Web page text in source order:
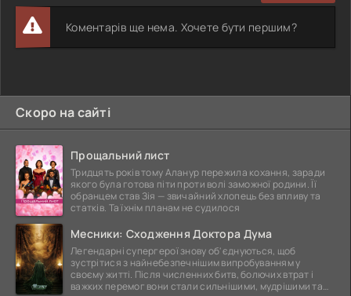
Коментарів ще нема. Хочете бути першим?
Скоро на сайті
Прощальний лист
Тридцять років тому Аланур пережила кохання, заради
якого була готова піти проти волі заможної родини. Її
обранцем став Зія — звичайний хлопець без впливу та
статків. Та їхнім планам не судилося
Месники: Сходження Доктора Дума
Легендарні супергерої знову об'єднуються, щоб
зустрітися з найнебезпечнішим випробуванням у
своєму житті. Після численних битв, болючих втрат і
важких перемог вони стали сильнішими, мудрішими та